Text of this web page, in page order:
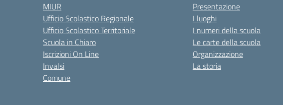
MIUR
Ufficio Scolastico Regionale
Ufficio Scolastico Territoriale
Scuola in Chiaro
Iscrizioni On Line
Invalsi
Comune
Presentazione
I luoghi
I numeri della scuola
Le carte della scuola
Organizzazione
La storia